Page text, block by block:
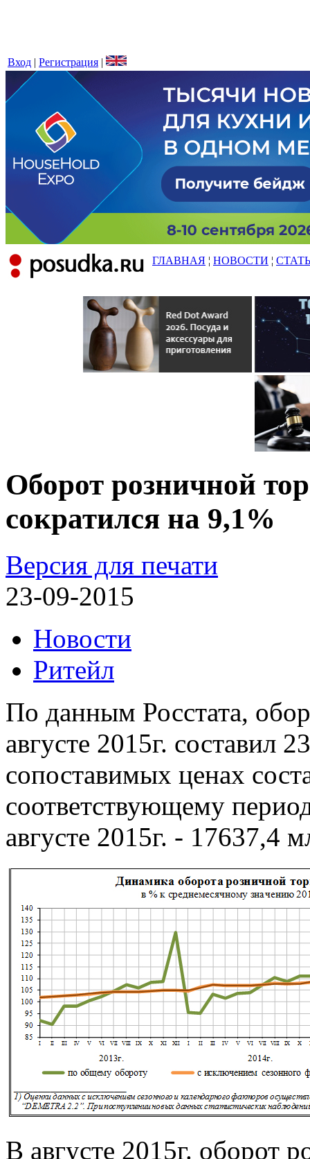
Вход | Регистрация |
ГЛАВНАЯ ¦ НОВОСТИ ¦
Оборот розничной
сократился на 9,1%
Версия для печати
23-09-2015
Новости
Ритейл
По данным Росстата,
августе 2015г. составил
сопоставимых ценах
соответствующему
августе 2015г. - 17637,4
В августе 2015г. оборот